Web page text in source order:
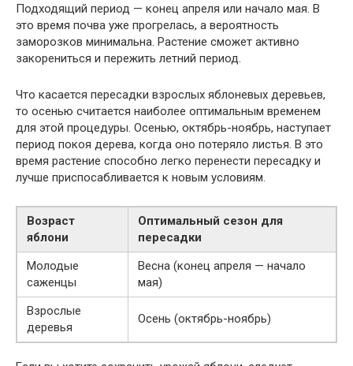
Подходящий период — конец апреля или начало мая. В
это время почва уже прогрелась, а вероятность
заморозков минимальна. Растение сможет активно
закорениться и пережить летний период.
Что касается пересадки взрослых яблоневых деревьев,
то осенью считается наиболее оптимальным временем
для этой процедуры. Осенью, октябрь-ноябрь, наступает
период покоя дерева, когда оно потеряло листья. В это
время растение способно легко перенести пересадку и
лучше приспосабливается к новым условиям.
Возраст
яблони
Оптимальный сезон для
пересадки
Молодые
саженцы
Весна (конец апреля — начало
мая)
Взрослые
деревья
Осень (октябрь-ноябрь)